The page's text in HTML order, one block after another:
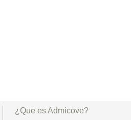
¿Que es Admicove?